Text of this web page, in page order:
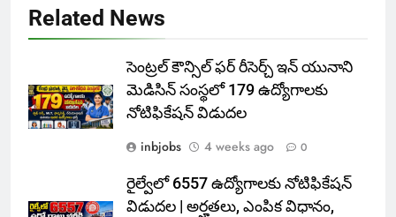
Related News
సెంట్రల్ కౌన్సిల్ ఫర్ రీసెర్చ్ ఇన్ యునాని
మెడిసిన్ సంస్థలో 179 ఉద్యోగాలకు
నోటిఫికేషన్ విడుదల
inbjobs
4 weeks ago 0
రైల్వేలో 6557 ఉద్యోగాలకు నోటిఫికేషన్
విడుదల | అర్హతలు, ఎంపిక విధానం,